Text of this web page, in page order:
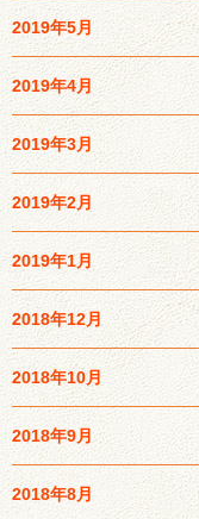
2019年5月
2019年4月
2019年3月
2019年2月
2019年1月
2018年12月
2018年10月
2018年9月
2018年8月